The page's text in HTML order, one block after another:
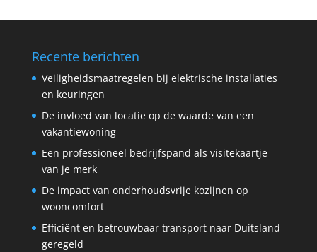
Recente berichten
Veiligheidsmaatregelen bij elektrische installaties
en keuringen
De invloed van locatie op de waarde van een
vakantiewoning
Een professioneel bedrijfspand als visitekaartje
van je merk
De impact van onderhoudsvrije kozijnen op
wooncomfort
Efficiënt en betrouwbaar transport naar Duitsland
geregeld